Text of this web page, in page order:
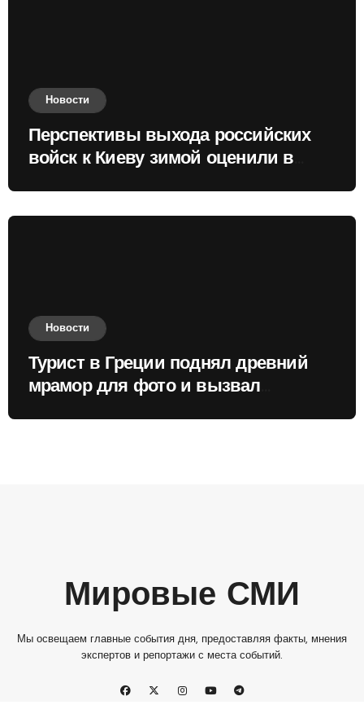
Новости
Перспективы выхода российских
войск к Киеву зимой оценили в
Новости
Турист в Греции поднял древний
мрамор для фото и вызвал
Мировые СМИ
Мы освещаем главные события дня, предоставляя факты, мнения
экспертов и репортажи с места событий.